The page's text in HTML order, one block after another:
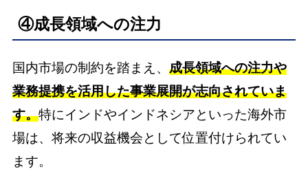
④成長領域への注力
国内市場の制約を踏まえ、 成長領域への注力や
業務提携を活用した事業展開が志向されていま
す。特にインドやインドネシアといった海外市
場は、将来の収益機会として位置付けられてい
ます。